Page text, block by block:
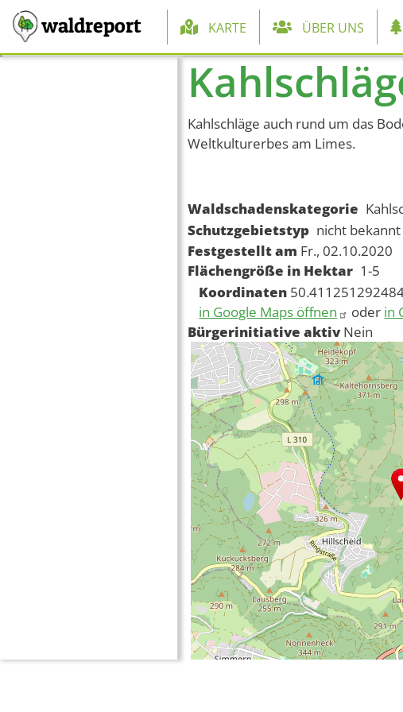
waldreport KARTE ÜBER UNS
Kahlschläge auch rund um das
Weltkulturerbes am Limes.
Waldschadenskategorie
Schutzgebietstyp nicht bekannt
Festgestellt am Fr., 02.10.2020
Flächengröße in Hektar 1-5
Koordinaten
in Google Maps öffnen
oder in
Bürgerinitiative aktiv Nein